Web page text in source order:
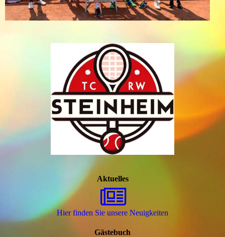
Aktuelles
Hier finden Sie unsere Neuigkeiten
Gästebuch